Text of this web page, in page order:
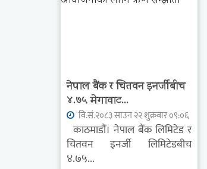
नेपाल बैंक र चितवन इनर्जीबीच
४.७५ मेगावाट...
वि.सं.२०८३ साउन २२ शुक्रवार ०९:०६
काठमाडौं। नेपाल बैंक लिमिटेड र
चितवन इनर्जी लिमिटेडबीच
४.७५...